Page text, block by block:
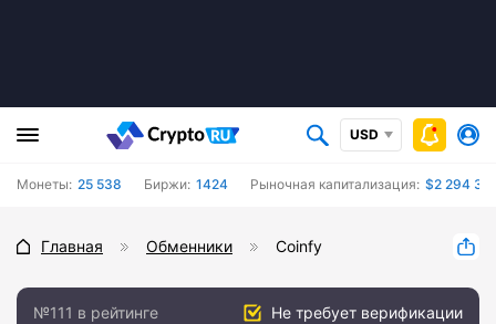
USD
Монеты: 25 538 Биржи: 1424 Рыночная капитализация: $2 294
Главная Обменники Coinfy
№111 в рейтинге Не требует верификации